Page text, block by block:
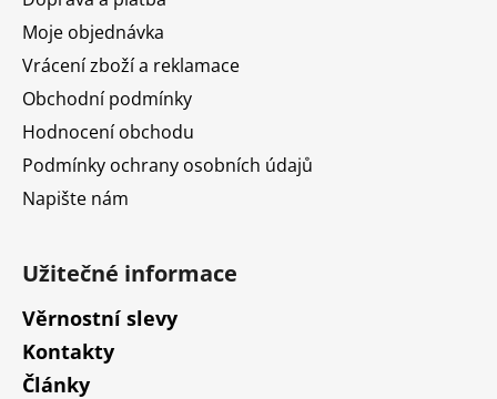
Moje objednávka
Vrácení zboží a reklamace
Obchodní podmínky
Hodnocení obchodu
Podmínky ochrany osobních údajů
Napište nám
Užitečné informace
Věrnostní slevy
Kontakty
Články